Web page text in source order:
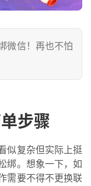
微信！再也不怕
步骤
似复杂但实际上挺
绑。想象一下，如
需要不得不更换联